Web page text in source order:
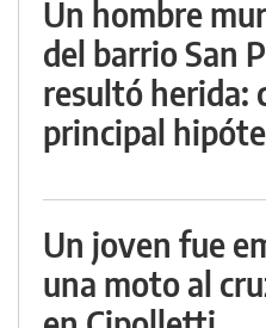
Un hombre
del barrio San
resultó herida:
principal
Un joven fue
una moto al